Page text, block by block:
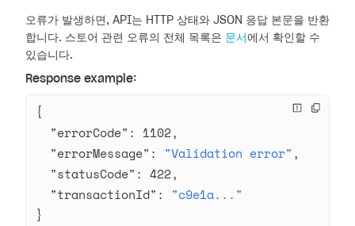
오류가 발생하면, API는 HTTP 상태와 JSON 응답 본문을 반환
합니다. 스토어 관련 오류의 전체 목록은 문서 에서 확인할 수
있습니다.
Response example:
{
  "errorCode"
: 1102,
  "errorMessage"
: "Validation error" ,
  "statusCode"
: 422,
  "transactionId"
: "c9e1a..."
}